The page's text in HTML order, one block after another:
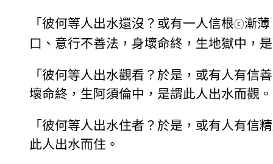
「彼何等人出水還沒？或有一人信根ⓒ漸
口、意行不善法，身壞命終，生地獄中，
「彼何等人出水觀看？於是，或有人有信
壞命終，生阿須倫中，是謂此人出水而觀。
「彼何等人出水住者？於是，或有人有信
此人出水而住。